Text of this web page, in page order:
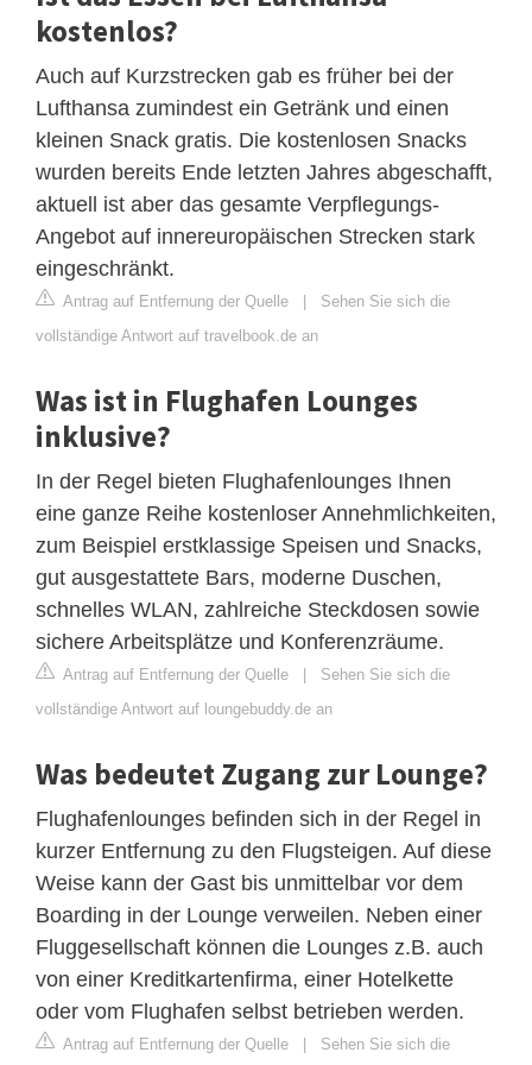
kostenlos?
Auch auf Kurzstrecken gab es früher bei der
Lufthansa zumindest ein Getränk und einen
kleinen Snack gratis. Die kostenlosen Snacks
wurden bereits Ende letzten Jahres abgeschafft,
aktuell ist aber das gesamte Verpflegungs-
Angebot auf innereuropäischen Strecken stark
eingeschränkt.
Antrag auf Entfernung der Quelle | Sehen Sie sich die
vollständige Antwort auf travelbook.de an
Was ist in Flughafen Lounges
inklusive?
In der Regel bieten Flughafenlounges Ihnen
eine ganze Reihe kostenloser Annehmlichkeiten,
zum Beispiel erstklassige Speisen und Snacks,
gut ausgestattete Bars, moderne Duschen,
schnelles WLAN, zahlreiche Steckdosen sowie
sichere Arbeitsplätze und Konferenzräume.
Antrag auf Entfernung der Quelle | Sehen Sie sich die
vollständige Antwort auf loungebuddy.de an
Was bedeutet Zugang zur Lounge?
Flughafenlounges befinden sich in der Regel in
kurzer Entfernung zu den Flugsteigen. Auf diese
Weise kann der Gast bis unmittelbar vor dem
Boarding in der Lounge verweilen. Neben einer
Fluggesellschaft können die Lounges z.B. auch
von einer Kreditkartenfirma, einer Hotelkette
oder vom Flughafen selbst betrieben werden.
Antrag auf Entfernung der Quelle | Sehen Sie sich die